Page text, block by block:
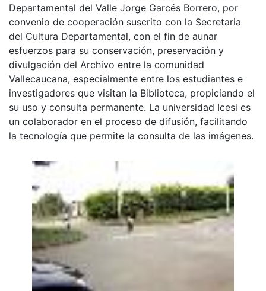
Departamental del Valle Jorge Garcés Borrero, por
convenio de cooperación suscrito con la Secretaria
del Cultura Departamental, con el fin de aunar
esfuerzos para su conservación, preservación y
divulgación del Archivo entre la comunidad
Vallecaucana, especialmente entre los estudiantes e
investigadores que visitan la Biblioteca, propiciando el
su uso y consulta permanente. La universidad Icesi es
un colaborador en el proceso de difusión, facilitando
la tecnología que permite la consulta de las imágenes.